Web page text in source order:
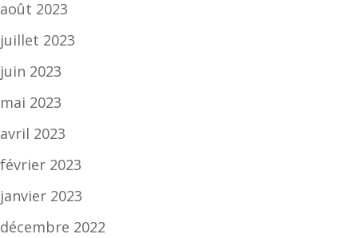
août 2023
juillet 2023
juin 2023
mai 2023
avril 2023
février 2023
janvier 2023
décembre 2022